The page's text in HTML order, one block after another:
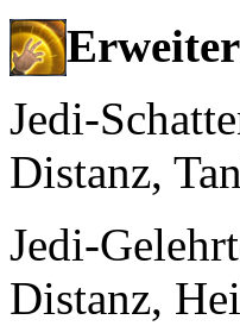
Jedi-
Distanz,
Jedi-
Distanz,